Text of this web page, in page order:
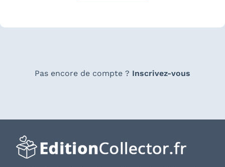
Pas encore de compte ? Inscrivez-vous